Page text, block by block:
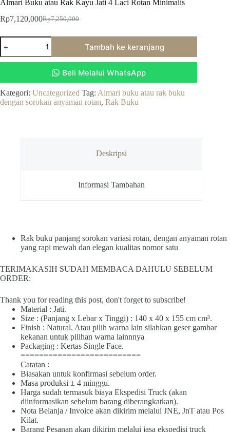
Almari Buku atau Rak Kayu Jati 4 Laci Rotan Minimalis
Rp7,250,000
Harga
Rp7,250,000.
Rp7,120,000Harga
adalah:
Rp7,120,000.
Kuantitas
Almari
Buku
Kayu
Jati
4
Tambah ke keranjang
Beli Melalui WhatsApp
Kategori: Uncategorized Tag: Almari buku atau rak buku
dengan sorokan anyaman rotan, Rak Buku
Deskripsi
Informasi Tambahan
Rak buku panjang sorokan variasi rotan, dengan anyaman rotan
yang rapi mewah dan elegan kualitas nomor satu
TERIMAKASIH SUDAH MEMBACA DAHULU SEBELUM
ORDER:
Thank you for reading this post, don't forget to subscribe!
Material : Jati.
Size : (Panjang x Lebar x Tinggi) : 140 x 40 x 155 cm cm³.
Finish : Natural. Atau pilih warna lain silahkan geser gambar
kekanan untuk pilihan warna lainnnya
Packaging : Kertas Single Face.
==========================
Catatan :
Biasakan untuk konfirmasi sebelum order.
Masa produksi ± 4 minggu.
Harga sudah termasuk biaya Ekspedisi Truck (akan
diinformasikan sebelum barang diberangkatkan).
Nota Belanja / Invoice akan dikirim melalui JNE, JnT atau Pos
Kilat.
Barang Pesanan akan dikirim melalui jasa ekspedisi truck